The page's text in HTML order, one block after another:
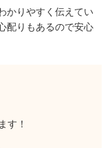
かりやすく伝えてい
配りもあるので安心
す！